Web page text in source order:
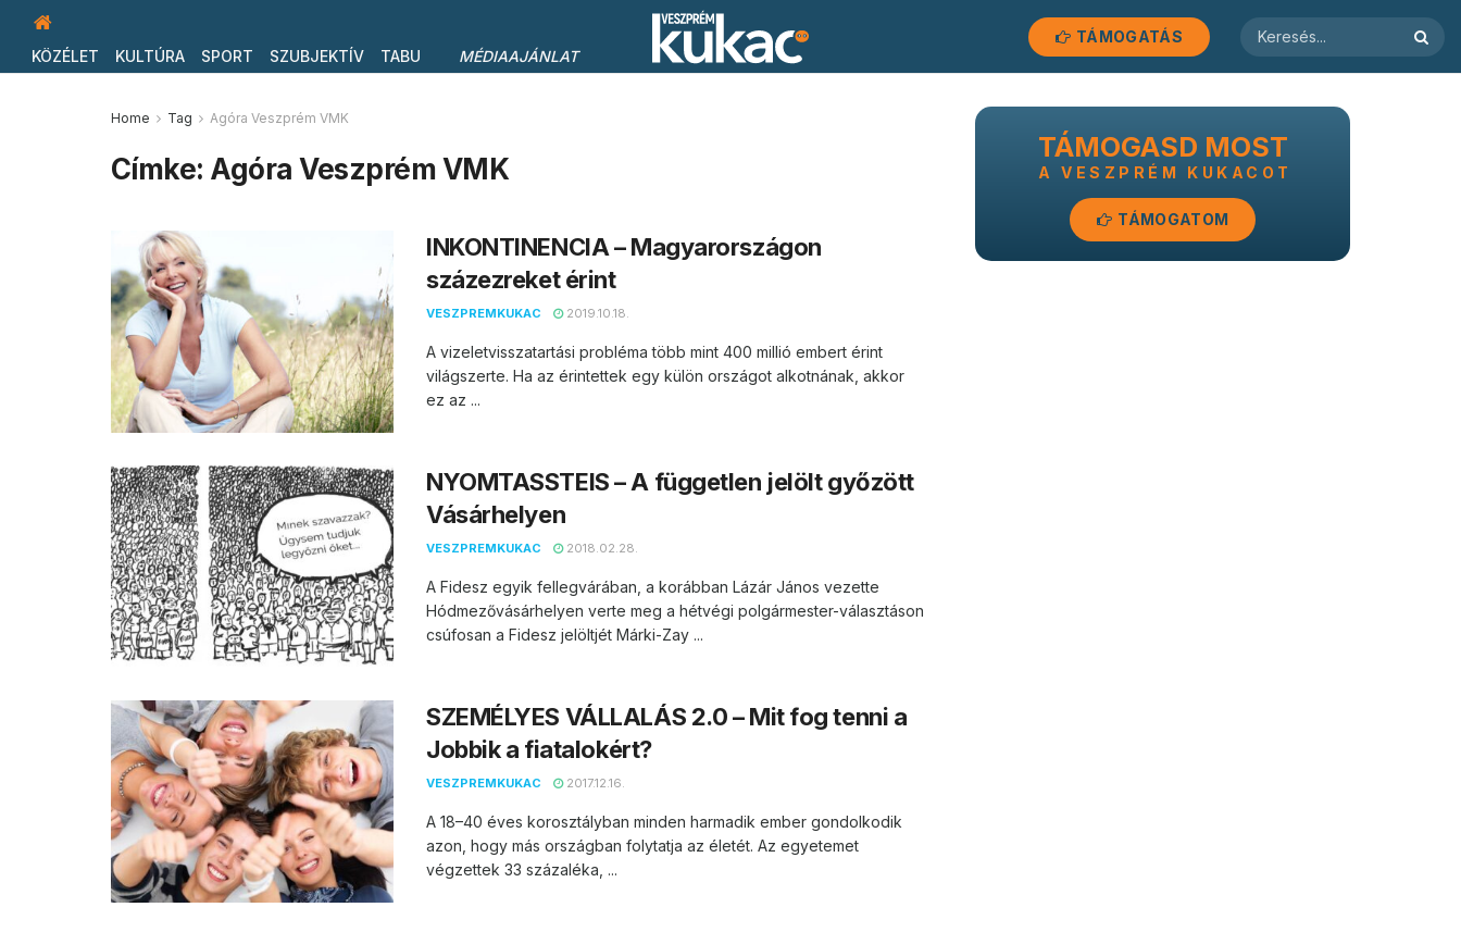
KÖZÉLET KULTÚRA SPORT SZUBJEKTÍV TABU MÉDIAAJÁNLAT
TÁMOGATÁS
Home Tag Agóra Veszprém VMK
Címke: Agóra Veszprém VMK
INKONTINENCIA – Magyarországon
százezreket érint
VESZPREMKUKAC 2019.10.18.
A vizeletvisszatartási probléma több mint 400 millió embert érint
világszerte. Ha az érintettek egy külön országot alkotnának, akkor
ez az ...
NYOMTASSTEIS – A független jelölt győzött
Vásárhelyen
VESZPREMKUKAC 2018.02.28.
A Fidesz egyik fellegvárában, a korábban Lázár János vezette
Hódmezővásárhelyen verte meg a hétvégi polgármester-választáson
csúfosan a Fidesz jelöltjét Márki-Zay ...
SZEMÉLYES VÁLLALÁS 2.0 – Mit fog tenni a
Jobbik a fiatalokért?
VESZPREMKUKAC 2017.12.16.
A 18–40 éves korosztályban minden harmadik ember gondolkodik
azon, hogy más országban folytatja az életét. Az egyetemet
végzettek 33 százaléka, ...
TÁMOGASD MOST
A VESZPRÉM KUKACOT
TÁMOGATOM